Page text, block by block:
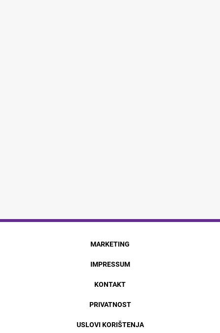
MARKETING
IMPRESSUM
KONTAKT
PRIVATNOST
USLOVI KORIŠTENJA